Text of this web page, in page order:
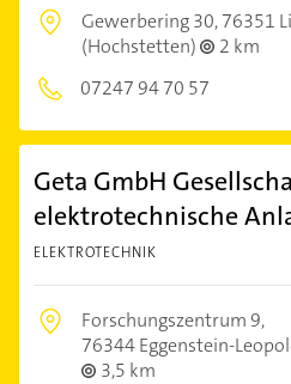
Gewerbering 30,76351
(Hochstetten)
2 km
07247 94 70 57
Geta GmbH
elektrotechnische
ELEKTROTECHNIK
Forschungszentrum 9,
76344 Eggenstein-
3,5 km